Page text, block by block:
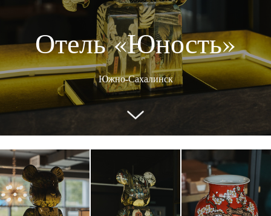
Отель «Юность»
Южно-Сахалинск